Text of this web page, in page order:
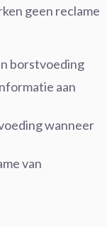
geen reclame
borstvoeding
aan
wanneer
van